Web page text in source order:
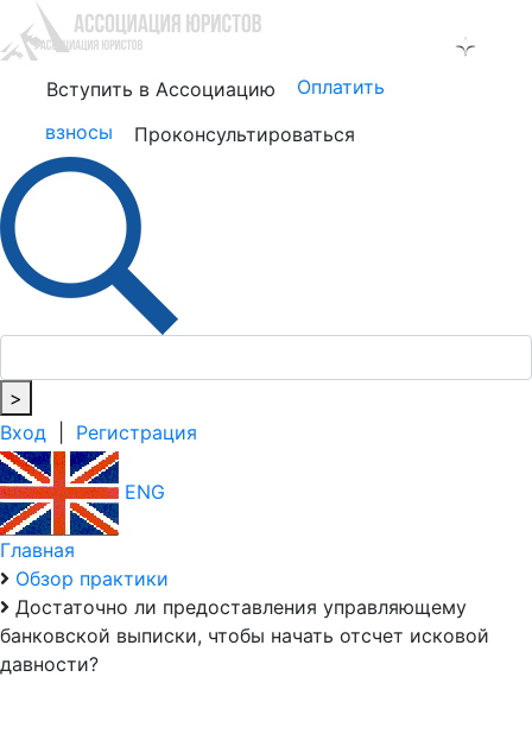
Вступить в Ассоциацию
Оплатить
взносы
Проконсультироваться
>
Вход
Регистрация
ENG
Главная
Обзор практики
Достаточно ли предоставления управляющему
банковской выписки, чтобы начать отсчет исковой
давности?